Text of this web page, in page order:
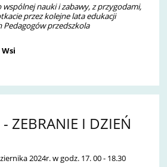
wspólnej nauki i zabawy,z przygodami,
przez kolejne lata edukacji
Pedagogów przedszkola
ZEBRANIE I DZIEŃ
2024r. w godz. 17. 00 - 18.30